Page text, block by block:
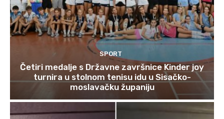
SPORT
Četiri medalje s Državne završnice Kinder joy
turnira u stolnom tenisu idu u Sisačko-
moslavačku županiju